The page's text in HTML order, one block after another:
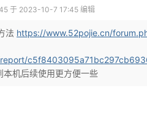
于 2023-10-7 17:45 编辑
法 https://www.52pojie.cn/
本机后续使用更方便一些